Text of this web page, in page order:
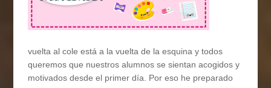
vuelta al cole está a la vuelta de la esquina y todos
queremos que nuestros alumnos se sientan acogidos y
motivados desde el primer día. Por eso he preparado